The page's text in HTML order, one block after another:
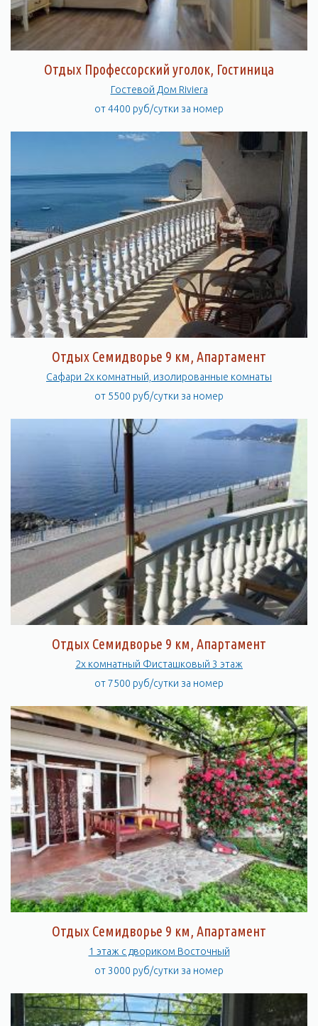
Отдых Профессорский уголок, Гостиница
Гостевой Дом Riviera
от 4400 руб/сутки за номер
Отдых Семидворье 9 км, Апартамент
Сафари 2х комнатный, изолированные комнаты
от 5500 руб/сутки за номер
Отдых Семидворье 9 км, Апартамент
2х комнатный Фисташковый 3 этаж
от 7500 руб/сутки за номер
Отдых Семидворье 9 км, Апартамент
1 этаж с двориком Восточный
от 3000 руб/сутки за номер